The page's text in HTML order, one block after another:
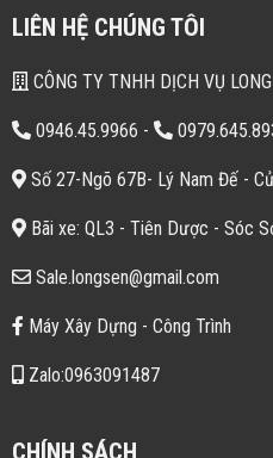
LIÊN HỆ CHÚNG TÔI
CÔNG TY TNHH DỊCH VỤ
0946.45.9966 -
Số 27-Ngõ 67B- Lý Nam Đế -
Bãi xe: QL3 - Tiên Dược - Sóc
Sale.longsen@gmail.com
Máy Xây Dựng - Công Trình
Zalo:0963091487
CHÍNH SÁCH